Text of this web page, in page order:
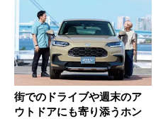
街でのドライブや週末のア
ウトドアにも寄り添うホン